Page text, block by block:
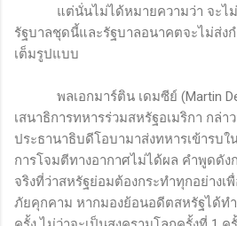
แต่นั่นไม่ได้หมายความว่า จะไม่มี
รัฐบาลชุดนี้และรัฐบาลอนาคตจะไม่ส่ง
เต็มรูปแบบ
พลเอกมาร์ติน เดมซีย์ (Martin
เสนาธิการทหารร่วมสหรัฐอเมริกา กล่า
ประธานาธิบดีโอบามาส่งทหารเข้ารบ
การโจมตีทางอากาศไม่ได้ผล คำพูดดัง
จริงที่ว่าสหรัฐย่อมต้องกระทำทุกอย่างเ
ภัยคุกคาม หากมองย้อนอดีตสหรัฐได้ท